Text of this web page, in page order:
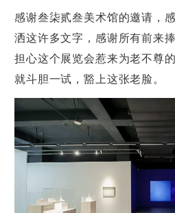
感谢叁柒贰叁美术馆的邀请，
洒这许多文字，感谢所有前来
担心这个展览会惹来为老不尊
就斗胆一试，豁上这张老脸。